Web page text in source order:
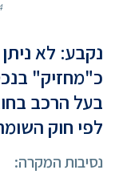
4
נקבע: לא
כ"מחזיק"
בעל הרכב
לפי חוק
נסיבות המקרה: